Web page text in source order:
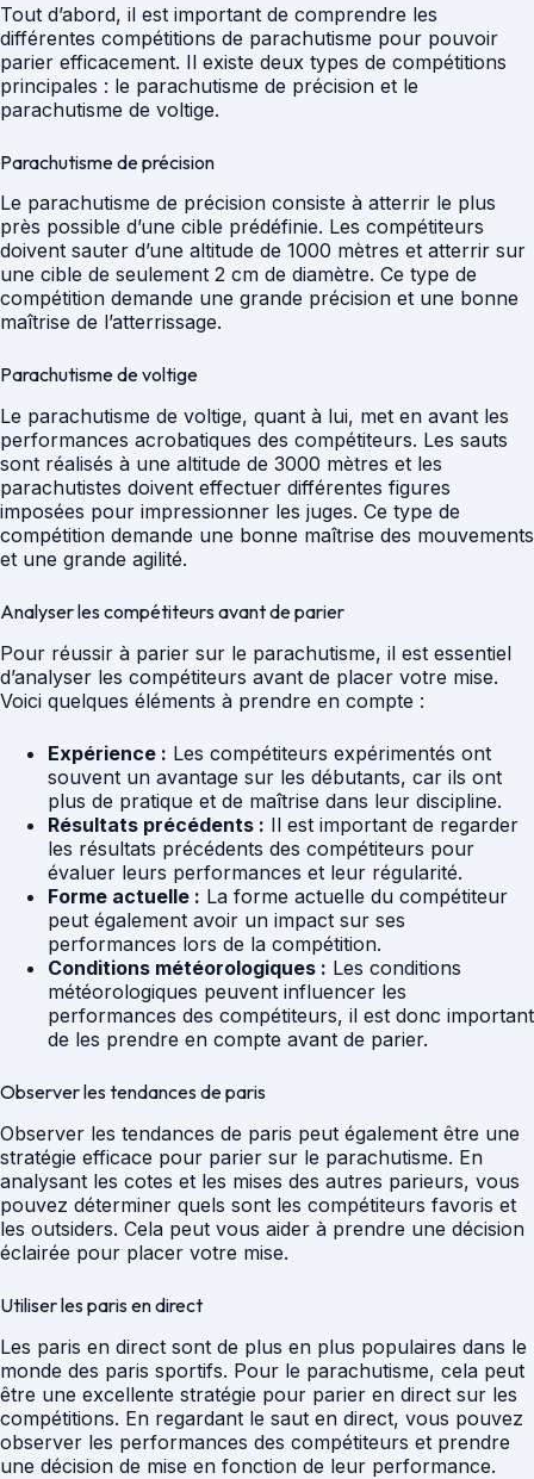
Tout d’abord, il est important de comprendre les
différentes compétitions de parachutisme pour pouvoir
parier efficacement. Il existe deux types de compétitions
principales : le parachutisme de précision et le
parachutisme de voltige.
Parachutisme de précision
Le parachutisme de précision consiste à atterrir le plus
près possible d’une cible prédéfinie. Les compétiteurs
doivent sauter d’une altitude de 1000 mètres et atterrir sur
une cible de seulement 2 cm de diamètre. Ce type de
compétition demande une grande précision et une bonne
maîtrise de l’atterrissage.
Parachutisme de voltige
Le parachutisme de voltige, quant à lui, met en avant les
performances acrobatiques des compétiteurs. Les sauts
sont réalisés à une altitude de 3000 mètres et les
parachutistes doivent effectuer différentes figures
imposées pour impressionner les juges. Ce type de
compétition demande une bonne maîtrise des mouvements
et une grande agilité.
Analyser les compétiteurs avant de parier
Pour réussir à parier sur le parachutisme, il est essentiel
d’analyser les compétiteurs avant de placer votre mise.
Voici quelques éléments à prendre en compte :
Expérience : Les compétiteurs expérimentés ont
souvent un avantage sur les débutants, car ils ont
plus de pratique et de maîtrise dans leur discipline.
Résultats précédents : Il est important de regarder
les résultats précédents des compétiteurs pour
évaluer leurs performances et leur régularité.
Forme actuelle : La forme actuelle du compétiteur
peut également avoir un impact sur ses
performances lors de la compétition.
Conditions météorologiques : Les conditions
météorologiques peuvent influencer les
performances des compétiteurs, il est donc important
de les prendre en compte avant de parier.
Observer les tendances de paris
Observer les tendances de paris peut également être une
stratégie efficace pour parier sur le parachutisme. En
analysant les cotes et les mises des autres parieurs, vous
pouvez déterminer quels sont les compétiteurs favoris et
les outsiders. Cela peut vous aider à prendre une décision
éclairée pour placer votre mise.
Utiliser les paris en direct
Les paris en direct sont de plus en plus populaires dans le
monde des paris sportifs. Pour le parachutisme, cela peut
être une excellente stratégie pour parier en direct sur les
compétitions. En regardant le saut en direct, vous pouvez
observer les performances des compétiteurs et prendre
une décision de mise en fonction de leur performance.